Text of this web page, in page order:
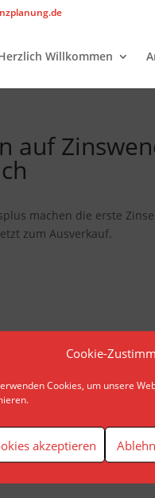
Cookie-
Cookies, um unsere
akzeptieren
Willkommen
auf
machen die erste
zum Ausverkauf.
© AP